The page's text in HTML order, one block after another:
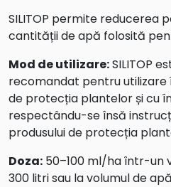
SILITOP permite reducerea
cantității de apă folosită
Mod de utilizare:SILITOP
recomandat pentru
de protecția plantelor și cu
respectându-se însă
produsului de protecția
Doza: 50–100 ml/ha într-un
300 litri sau la volumul de